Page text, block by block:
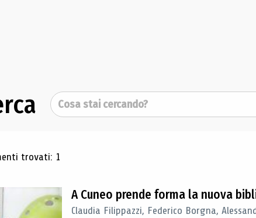
Cerca
di ricerca
trovati: 1
A Cuneo prende forma la nuova
Claudia Filippazzi, Federico Borgna,